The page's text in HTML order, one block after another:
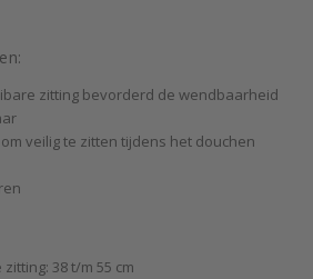
zitting bevorderd de wendbaarheid
veilig te zitten tijdens het douchen
38 t/m 55 cm